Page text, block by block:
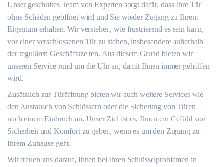
Unser geschultes Team von Experten sorgt dafür, dass Ihre Tür
ohne Schäden geöffnet wird und Sie wieder Zugang zu Ihrem
Eigentum erhalten. Wir verstehen, wie frustrierend es sein kann,
vor einer verschlossenen Tür zu stehen, insbesondere außerhalb
der regulären Geschäftszeiten. Aus diesem Grund bieten wir
unseren Service rund um die Uhr an, damit Ihnen immer geholfen
wird.​
Zusätzlich zur Türöffnung bieten wir auch weitere Services wie
den Austausch von Schlössern oder die Sicherung von Türen
nach einem Einbruch an.​ Unser Ziel ist es, Ihnen ein Gefühl von
Sicherheit und Komfort zu geben, wenn es um den Zugang zu
Ihrem Zuhause geht.​
Wir freuen uns darauf, Ihnen bei Ihren Schlüsselproblemen in